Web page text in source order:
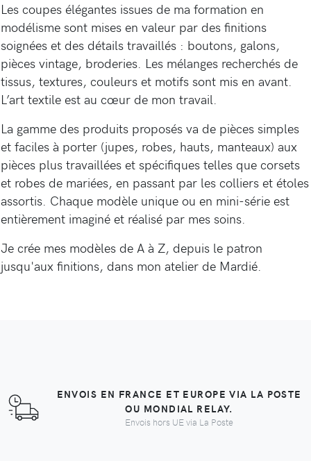
Les coupes élégantes issues de ma formation en
modélisme sont mises en valeur par des finitions
soignées et des détails travaillés : boutons, galons,
pièces vintage, broderies. Les mélanges recherchés de
tissus, textures, couleurs et motifs sont mis en avant.
L’art textile est au cœur de mon travail.
La gamme des produits proposés va de pièces simples
et faciles à porter (jupes, robes, hauts, manteaux) aux
pièces plus travaillées et spécifiques telles que corsets
et robes de mariées, en passant par les colliers et étoles
assortis. Chaque modèle unique ou en mini-série est
entièrement imaginé et réalisé par mes soins.
Je crée mes modèles de A à Z, depuis le patron
jusqu'aux finitions, dans mon atelier de Mardié.
ENVOIS EN FRANCE ET EUROPE VIA LA POSTE
OU MONDIAL RELAY.
Envois hors UE via La Poste